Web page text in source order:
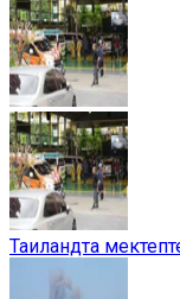
Таиландта